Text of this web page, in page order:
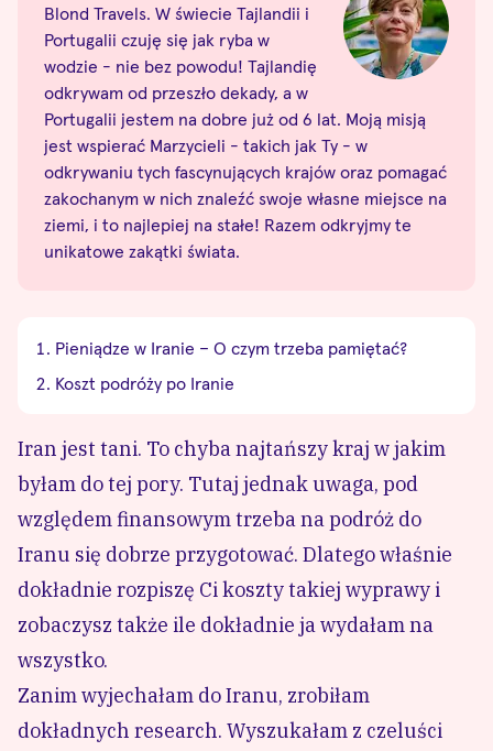
Blond Travels. W świecie Tajlandii i
Portugalii czuję się jak ryba w
wodzie - nie bez powodu! Tajlandię
odkrywam od przeszło dekady, a w
Portugalii jestem na dobre już od 6 lat. Moją misją
jest wspierać Marzycieli - takich jak Ty - w
odkrywaniu tych fascynujących krajów oraz pomagać
zakochanym w nich znaleźć swoje własne miejsce na
ziemi, i to najlepiej na stałe! Razem odkryjmy te
unikatowe zakątki świata.
Pieniądze w Iranie – O czym trzeba pamiętać?
Koszt podróży po Iranie
Iran jest tani. To chyba najtańszy kraj w jakim
byłam do tej pory. Tutaj jednak uwaga, pod
względem finansowym trzeba na podróż do
Iranu się dobrze przygotować. Dlatego właśnie
dokładnie rozpiszę Ci koszty takiej wyprawy i
zobaczysz także ile dokładnie ja wydałam na
wszystko.
Zanim wyjechałam do Iranu, zrobiłam
dokładnych research. Wyszukałam z czeluści